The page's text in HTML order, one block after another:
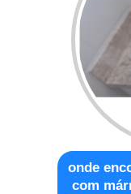
onde
com